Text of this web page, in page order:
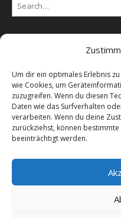
Um dir ein optimales Erlebnis
wie Cookies, um
zuzugreifen. Wenn du diesen
Daten wie das Surfverhalten
verarbeiten. Wenn du deine
zurückziehst, können
beeinträchtigt werden.
Datenschutzerklärung
DER SCHWARZE EGON
Galerie der Mahnung
Impressum – E-Commerz –
Leitgedanken des
Sachbücher, Film & Medien
Über dieses Online-Magazin